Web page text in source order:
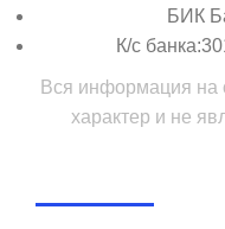
БИК
К/с
Вся информация на
характер и не